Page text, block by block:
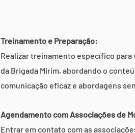
Treinamento e Preparação:
Realizar treinamento específico para
da Brigada Mirim, abordando o
comunicação eficaz e abordagens
Agendamento com Associações de
Entrar em contato com as